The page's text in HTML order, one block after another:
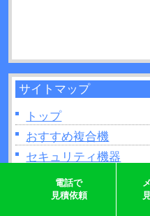
電話で
見積依頼
サイトマップ
トップ
おすすめ複合機
セキュリティ機器
コラム
会社概要